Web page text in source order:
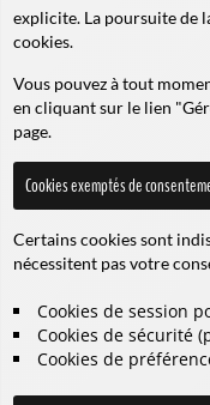
explicite. La poursuite de
cookies.
Vous pouvez à tout
en cliquant sur le lien
page.
Cookies exemptés de
Certains cookies sont
nécessitent pas votre
Cookies de session
Cookies de sécurité
Cookies de